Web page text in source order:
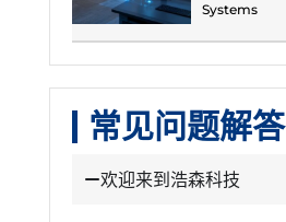
Systems
常见问题解答
欢迎来到浩森科技